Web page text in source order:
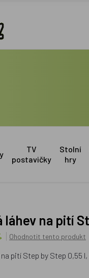
TV
postavičky
Stolní
hry
láhev na pití
Ohodnotit tento produkt
pití Step by Step 0,55